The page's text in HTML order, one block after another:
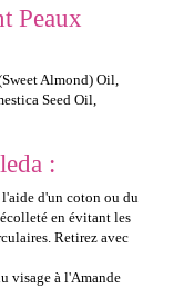
Peaux
Almond) Oil,
Seed Oil,
:
d'un coton ou du
en évitant les
Retirez avec
visage à l'Amande